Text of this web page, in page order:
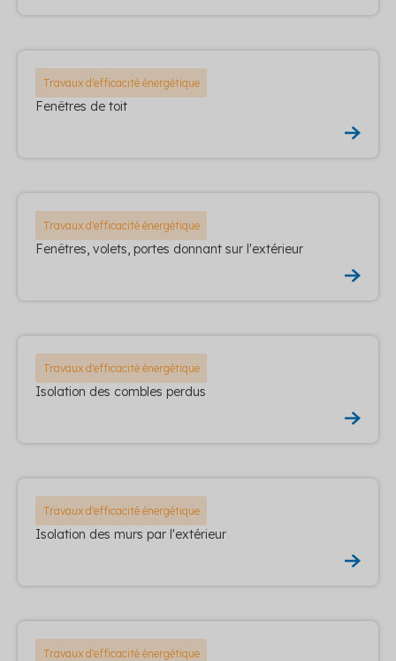
Travaux d'efficacité énergétique
Fenêtres de toit
Travaux d'efficacité énergétique
Fenêtres, volets, portes donnant sur l'extérieur
Travaux d'efficacité énergétique
Isolation des combles perdus
Travaux d'efficacité énergétique
Isolation des murs par l'extérieur
Travaux d'efficacité énergétique